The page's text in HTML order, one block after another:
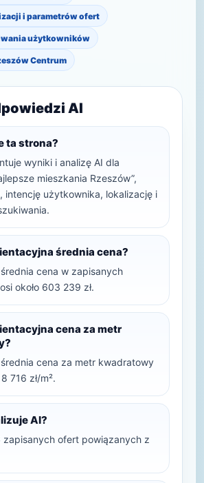
i parametrów ofert
użytkowników
Centrum
AI
ta strona?
wyniki i analizę AI dla
mieszkania Rzeszów”,
intencję użytkownika, lokalizację i
średnia cena?
cena w zapisanych
około 603 239 zł.
cena za metr
cena za metr kwadratowy
716 zł/m².
AI?
zapisanych ofert powiązanych z